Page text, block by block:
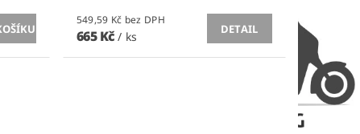
549,59 Kč bez DPH
665 Kč/ ks
DETAIL